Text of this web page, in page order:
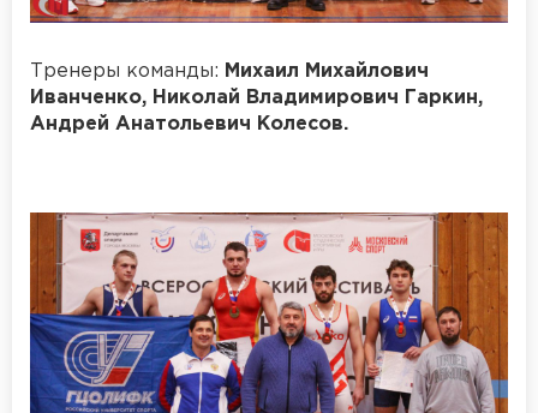
Тренеры команды: Михаил Михайлович
Иванченко, Николай Владимирович Гаркин,
Андрей Анатольевич Колесов.